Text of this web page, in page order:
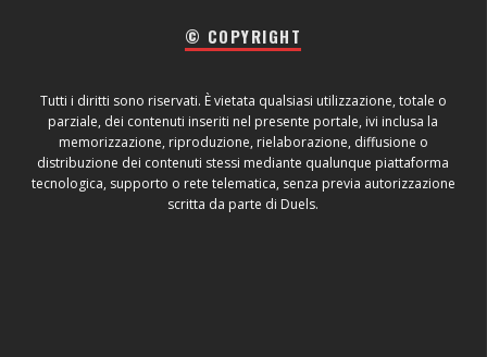
© COPYRIGHT
Tutti i diritti sono riservati. È vietata qualsiasi utilizzazione, totale o
parziale, dei contenuti inseriti nel presente portale, ivi inclusa la
memorizzazione, riproduzione, rielaborazione, diffusione o
distribuzione dei contenuti stessi mediante qualunque piattaforma
tecnologica, supporto o rete telematica, senza previa autorizzazione
scritta da parte di Duels.